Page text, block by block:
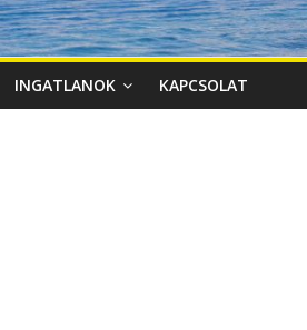
INGATLANOK KAPCSOLAT